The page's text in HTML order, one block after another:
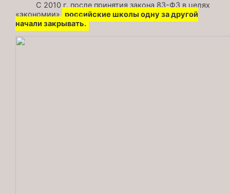
С 2010 г. после принятия закона 83-ФЗ в целях
«экономии» российские школы одну за другой
начали закрывать.